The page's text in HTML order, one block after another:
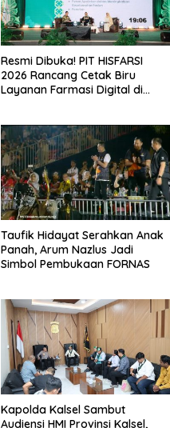
Resmi Dibuka! PIT HISFARSI
2026 Rancang Cetak Biru
Layanan Farmasi Digital di
Taufik Hidayat Serahkan Anak
Panah, Arum Nazlus Jadi
Simbol Pembukaan FORNAS
Kapolda Kalsel Sambut
Audiensi HMI Provinsi Kalsel,